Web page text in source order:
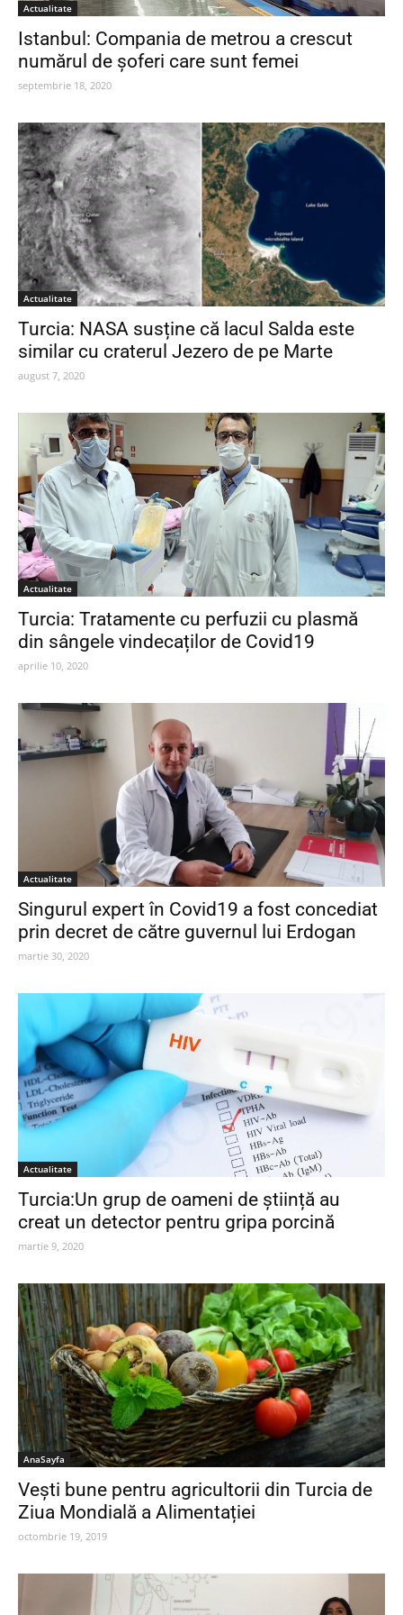
Actualitate
Istanbul: Compania de metrou a crescut
numărul de șoferi care sunt femei
septembrie 18, 2020
Actualitate
Turcia: NASA susține că lacul Salda este
similar cu craterul Jezero de pe Marte
august 7, 2020
Actualitate
Turcia: Tratamente cu perfuzii cu plasmă
din sângele vindecaților de Covid19
aprilie 10, 2020
Actualitate
Singurul expert în Covid19 a fost concediat
prin decret de către guvernul lui Erdogan
martie 30, 2020
Actualitate
Turcia:Un grup de oameni de știință au
creat un detector pentru gripa porcină
martie 9, 2020
AnaSayfa
Vești bune pentru agricultorii din Turcia de
Ziua Mondială a Alimentației
octombrie 19, 2019